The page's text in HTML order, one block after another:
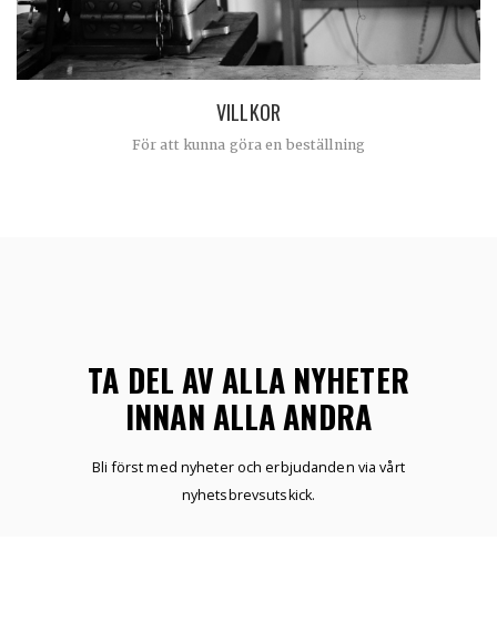
VILLKOR
För att kunna göra en beställning
TA DEL AV ALLA NYHETER
INNAN ALLA ANDRA
Bli först med nyheter och erbjudanden via vårt
nyhetsbrevsutskick.